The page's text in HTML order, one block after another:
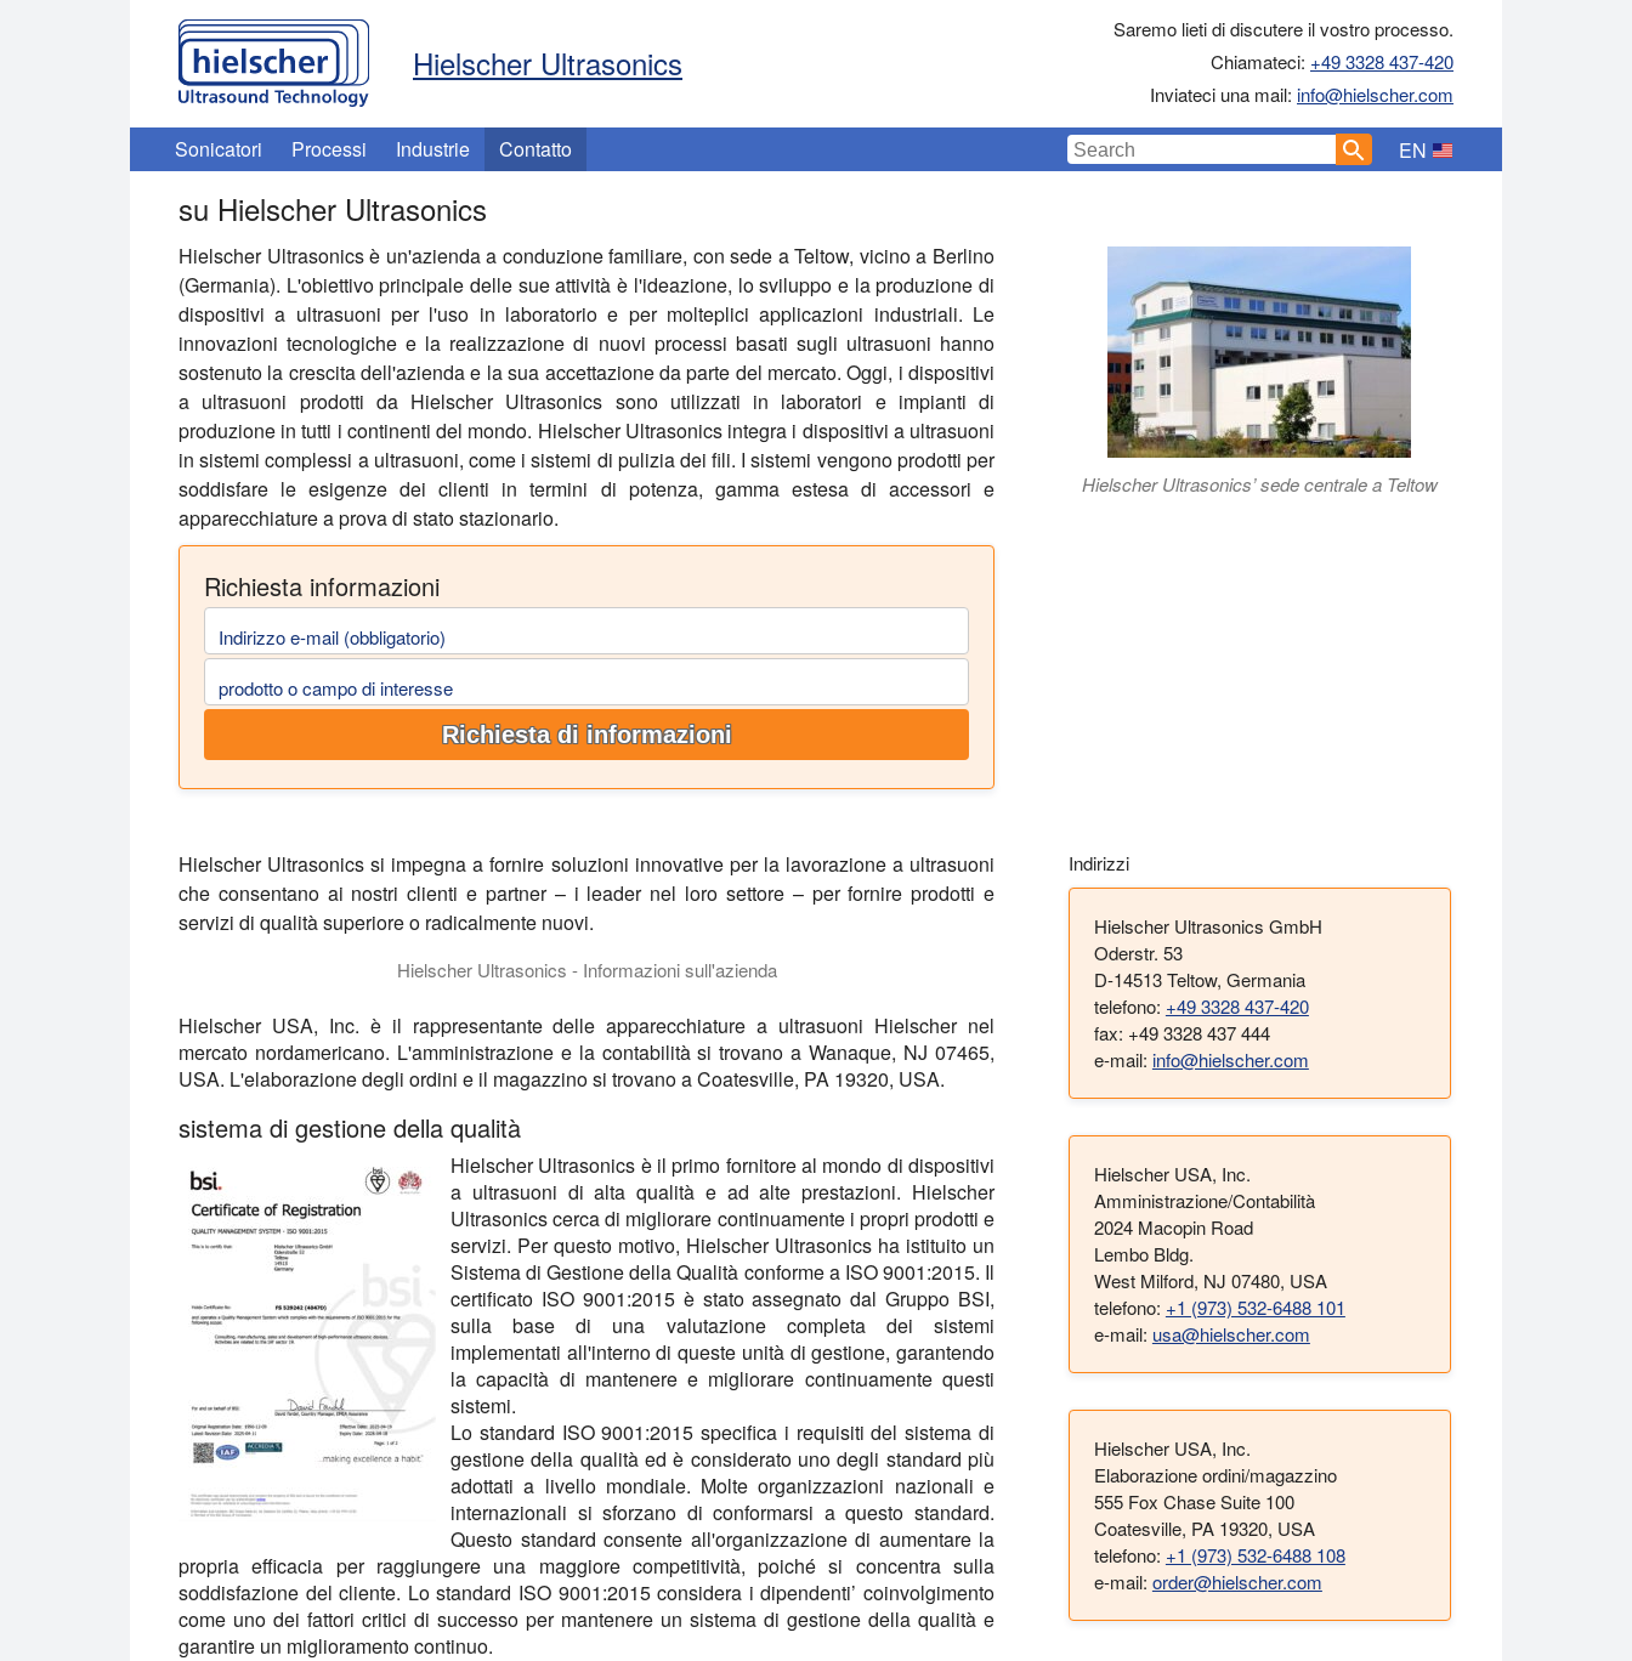
Hielscher Ultrasonics
Saremo lieti di discutere il vostro processo.
Chiamateci: +49 3328 437-420
Inviateci una mail: info@hielscher.com
Sonicatori Processi Industrie Contatto EN
su Hielscher Ultrasonics
Hielscher Ultrasonicsè un'azienda a conduzione familiare, con sede a Teltow, vicino a Berlino
(Germania). L'obiettivo principale delle sue attività è l'ideazione, lo sviluppo e la produzione di
dispositivi a ultrasuoni per l'uso in laboratorio e per molteplici applicazioni industriali. Le
innovazioni tecnologiche e la realizzazione di nuovi processi basati sugli ultrasuoni hanno
sostenuto la crescita dell'azienda e la sua accettazione da parte del mercato. Oggi, i dispositivi
a ultrasuoni prodotti da Hielscher Ultrasonics sono utilizzati in laboratori e impianti di
produzione in tutti i continenti del mondo. Hielscher Ultrasonics integra i dispositivi a ultrasuoni
in sistemi complessi a ultrasuoni, come i sistemi di pulizia dei fili. I sistemi vengono prodotti per
soddisfare le esigenze dei clienti in termini di potenza, gamma estesa di accessori e
apparecchiature a prova di stato stazionario.
Richiesta informazioni
Indirizzo e-mail (obbligatorio)
prodotto o campo di interesse
Richiesta di informazioni
Hielscher Ultrasonics’ sede centrale a Teltow
Hielscher Ultrasonics si impegna a fornire soluzioni innovative per la lavorazione a ultrasuoni
che consentano ai nostri clienti e partner – i leader nel loro settore – per fornire prodotti e
servizi di qualità superiore o radicalmente nuovi.
Hielscher Ultrasonics - Informazioni sull'azienda
Hielscher Ultrasonics è specializzata nello sviluppo, nella produzione e nella distribuzione di omogeneizzatori a ultrasuoni ad alte prestazioni.
Hielscher USA, Inc. è il rappresentante delle apparecchiature a ultrasuoni Hielscher nel
mercato nordamericano. L'amministrazione e la contabilità si trovano a Wanaque, NJ 07465,
USA. L'elaborazione degli ordini e il magazzino si trovano a Coatesville, PA 19320, USA.
sistema di gestione della qualità
Hielscher Ultrasonics è il primo fornitore al mondo di dispositivi
a ultrasuoni di alta qualità e ad alte prestazioni. Hielscher
Ultrasonics cerca di migliorare continuamente i propri prodotti e
servizi. Per questo motivo, Hielscher Ultrasonics ha istituito un
Sistema di Gestione della Qualità conforme a ISO 9001:2015. Il
certificato ISO 9001:2015 è stato assegnato dal Gruppo BSI,
sulla base di una valutazione completa dei sistemi
implementati all'interno di queste unità di gestione, garantendo
la capacità di mantenere e migliorare continuamente questi
sistemi.
Lo standard ISO 9001:2015 specifica i requisiti del sistema di
gestione della qualità ed è considerato uno degli standard più
adottati a livello mondiale. Molte organizzazioni nazionali e
internazionali si sforzano di conformarsi a questo standard.
Questo standard consente all'organizzazione di aumentare la
propria efficacia per raggiungere una maggiore competitività, poiché si concentra sulla
soddisfazione del cliente. Lo standard ISO 9001:2015 considera i dipendenti’ coinvolgimento
come uno dei fattori critici di successo per mantenere un sistema di gestione della qualità e
garantire un miglioramento continuo.
Indirizzi
Hielscher Ultrasonics GmbH
Oderstr. 53
D-14513 Teltow, Germania
telefono: +49 3328 437-420
fax: +49 3328 437 444
e-mail: info@hielscher.com
Hielscher USA, Inc.
Amministrazione/Contabilità
2024 Macopin Road
Lembo Bldg.
West Milford, NJ 07480, USA
telefono: +1 (973) 532-6488 101
e-mail: usa@hielscher.com
Hielscher USA, Inc.
Elaborazione ordini/magazzino
555 Fox Chase Suite 100
Coatesville, PA 19320, USA
telefono: +1 (973) 532-6488 108
e-mail: order@hielscher.com